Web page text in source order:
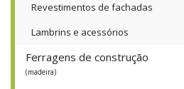
Revestimentos de fachadas
Lambrins e acessórios
Ferragens de construção
(madeira)